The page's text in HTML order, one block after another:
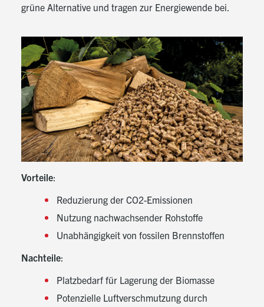
grüne Alternative und tragen zur Energiewende bei.
Vorteile:
Reduzierung der CO2-Emissionen
Nutzung nachwachsender Rohstoffe
Unabhängigkeit von fossilen Brennstoffen
Nachteile:
Platzbedarf für Lagerung der Biomasse
Potenzielle Luftverschmutzung durch